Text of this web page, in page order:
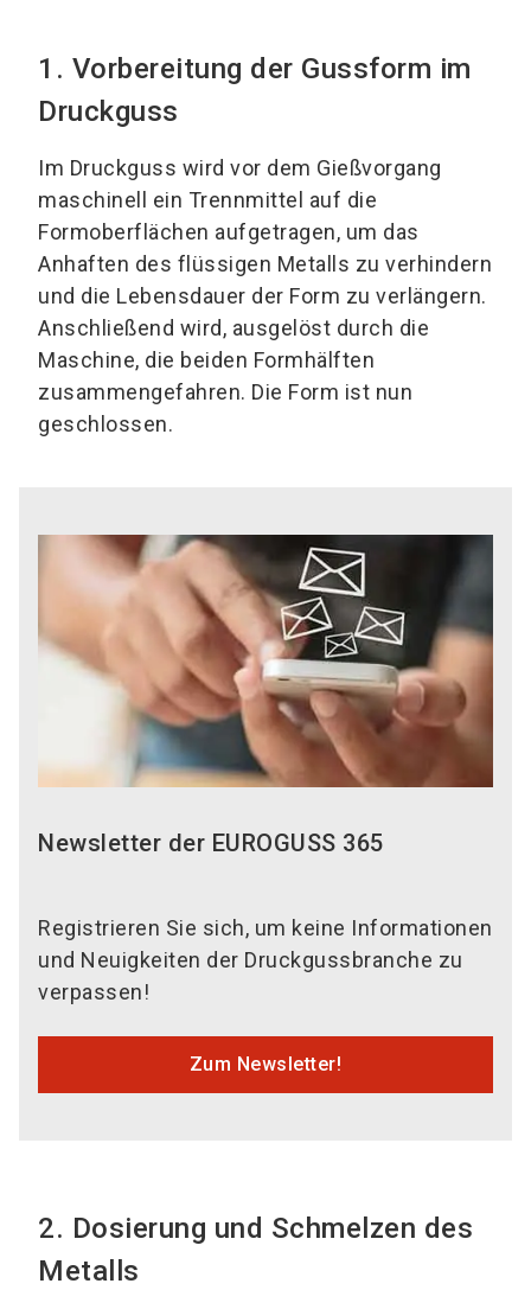
1. Vorbereitung der Gussform im
Druckguss
Im Druckguss wird vor dem Gießvorgang
maschinell ein Trennmittel auf die
Formoberflächen aufgetragen, um das
Anhaften des flüssigen Metalls zu verhindern
und die Lebensdauer der Form zu verlängern.
Anschließend wird, ausgelöst durch die
Maschine, die beiden Formhälften
zusammengefahren. Die Form ist nun
geschlossen.
Newsletter der EUROGUSS 365
Registrieren Sie sich, um keine Informationen
und Neuigkeiten der Druckgussbranche zu
verpassen!
Zum Newsletter!
2. Dosierung und Schmelzen des
Metalls